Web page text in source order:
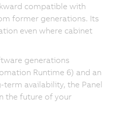
compatible with
former generations. Its
even where cabinet
generations
Runtime 6) and an
term availability, the Panel
the future of your